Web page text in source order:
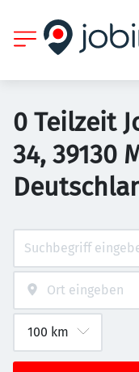
0 Teilzeit
34, 39130